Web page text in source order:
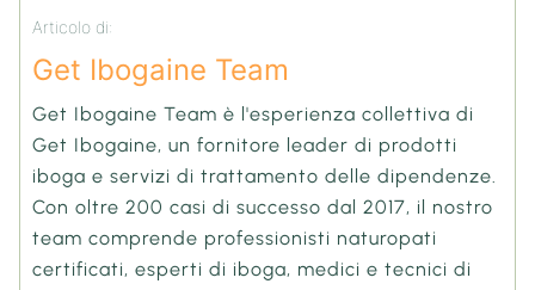
Articolo di:
Get Ibogaine Team
Get Ibogaine Team è l'esperienza collettiva di
Get Ibogaine, un fornitore leader di prodotti
iboga e servizi di trattamento delle dipendenze.
Con oltre 200 casi di successo dal 2017, il nostro
team comprende professionisti naturopati
certificati, esperti di iboga, medici e tecnici di